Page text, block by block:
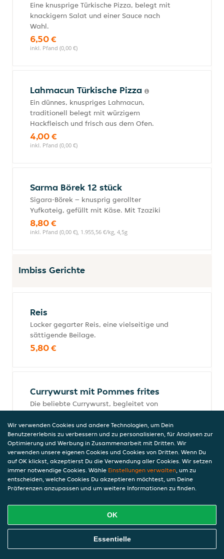
Eine knusprige Türkische Pizza, belegt mit
knackigem Salat und einer Sauce nach
Wahl.
6,50 €
inkl. Pfand (0,00 €)
Lahmacun Türkische Pizza
Ein dünnes, knuspriges Lahmacun,
traditionell belegt mit würzigem
Hackfleisch und frisch aus dem Ofen.
4,00 €
inkl. Pfand (0,00 €)
Sarma Börek 12 stück
Sigara-Börek – knusprig gerollter
Yufkateig, gefüllt mit Käse. Mit Tzaziki
8,80 €
inkl. Pfand (0,00 €), 1.955,56 €/kg, 4,5g
Imbiss Gerichte
Reis
Locker gegarter Reis, eine vielseitige und
sättigende Beilage.
5,80 €
Currywurst mit Pommes frites
Die beliebte Currywurst, begleitet von
aromatischem Curryketchup.
7,30 €
Chicken Nuggets
Zarte Chicken Nuggets in knuspriger
Panade, goldbraun ausgebacken.
Online Essen Bestellen
Wir verwenden Cookies und andere Technologien, um Dein
Benutzererlebnis zu verbessern und zu personalisieren, für Analysen zur
Optimierung und Werbung in Zusammenarbeit mit Dritten. Wir
verwenden unsere eigenen Cookies und Cookies von Dritten. Wenn Du
auf OK klickst, akzeptierst Du die Verwendung aller Cookies. Wir setzen
immer notwendige Cookies. Wähle Einstellungen verwalten, um zu
entscheiden, welche Cookies Du akzeptieren möchtest, um Deine
Präferenzen anzupassen und um weitere Informationen zu finden.
OK
Essentielle